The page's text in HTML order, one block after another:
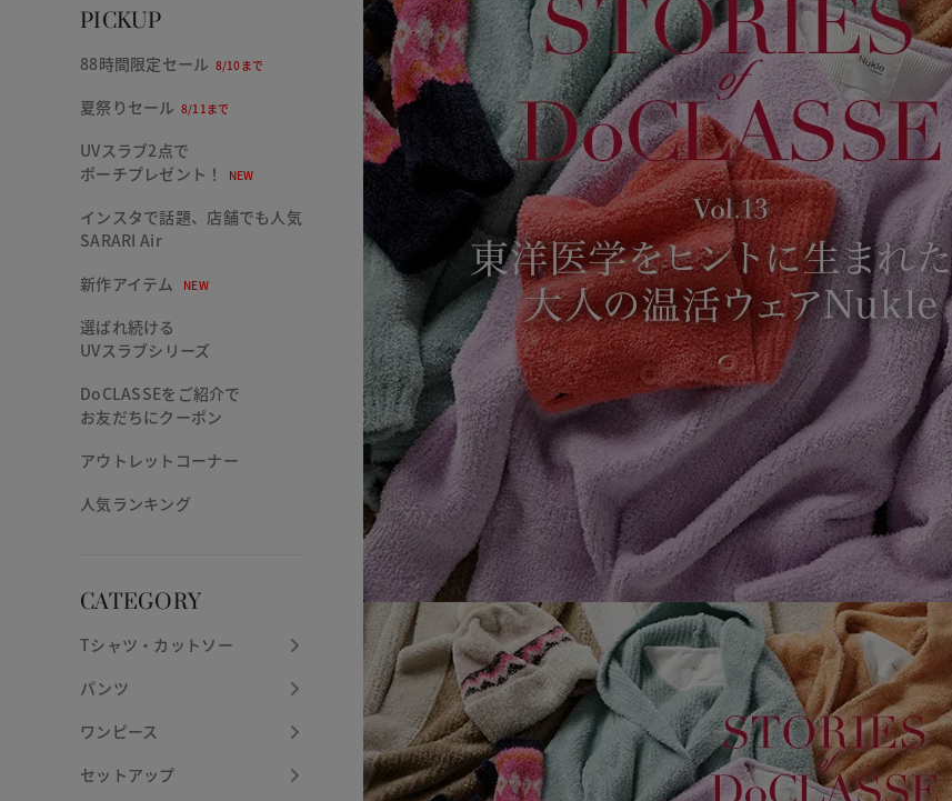
PICKUP
88時間限定セール 8/10まで
夏祭りセール 8/11まで
UVスラブ2点で
ポーチプレゼント！
NEW
インスタで話題、店舗でも人気
SARARI Air
新作アイテム
NEW
選ばれ続ける
UVスラブシリーズ
DoCLASSEをご紹介で
お友だちにクーポン
アウトレットコーナー
人気ランキング
CATEGORY
Tシャツ・カットソー
パンツ
ワンピース
セットアップ